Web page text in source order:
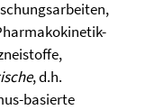
, d.h.
basierte